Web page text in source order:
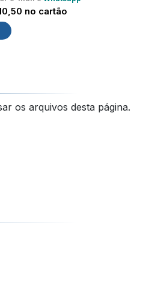
no cartão
os arquivos desta página.